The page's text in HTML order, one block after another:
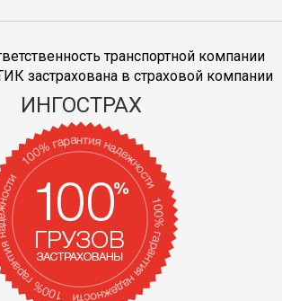
транспортной компании
застрахована в страховой компании
ИНГОСТРАХ